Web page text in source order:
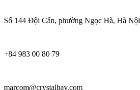
Số 144 Đội Cấn, phường Ngọc Hà, Hà Nội
+84 983 00 80 79
marcom@crystalbay.com